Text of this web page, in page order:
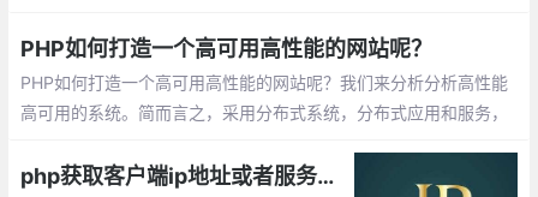
p监控
PHP如何打造一个高可用高性能的网站呢？
PHP如何打造一个高可用高性能的网站呢？我们来分析分析高性能
高可用的系统。简而言之，采用分布式系统，分布式应用和服务，
分布式锁。负载均衡，故障转移，实现高并发。
php获取客户端ip地址或者服务器ip地址